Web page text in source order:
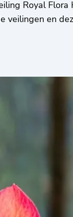
Royal
veilingen en